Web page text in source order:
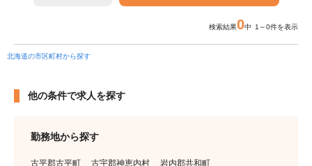
検索結果0中 1～0件を表示
北海道の市区町村から探す
他の条件で求人を探す
勤務地から探す
古平郡古平町 古宇郡神恵内村 岩内郡共和町